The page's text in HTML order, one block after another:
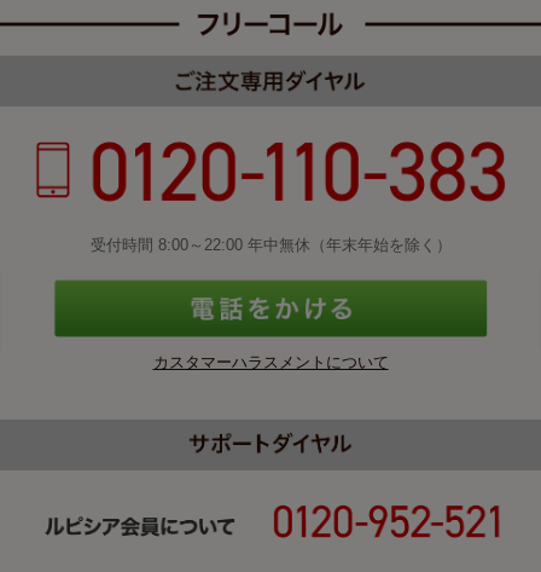
受付時間 8:00～22:00 年中無休（年末年始を除く）
カスタマーハラスメントについて